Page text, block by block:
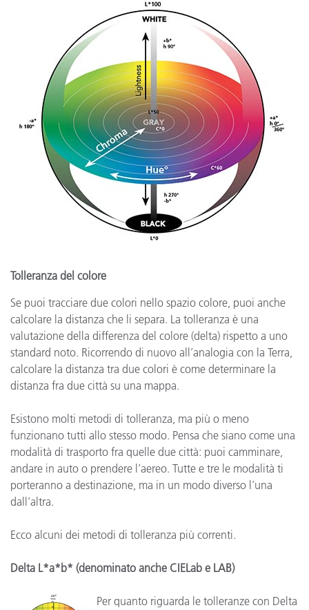
Tolleranza del colore
Se puoi tracciare due colori nello spazio colore, puoi anche
calcolare la distanza che li separa. La tolleranza è una
valutazione della differenza del colore (delta) rispetto a uno
standard noto. Ricorrendo di nuovo all’analogia con la Terra,
calcolare la distanza tra due colori è come determinare la
distanza fra due città su una mappa.
Esistono molti metodi di tolleranza, ma più o meno
funzionano tutti allo stesso modo. Pensa che siano come una
modalità di trasporto fra quelle due città: puoi camminare,
andare in auto o prendere l’aereo. Tutte e tre le modalità ti
porteranno a destinazione, ma in un modo diverso l’una
dall’altra.
Ecco alcuni dei metodi di tolleranza più correnti.
Delta L*a*b* (denominato anche CIELab e LAB)
Per quanto riguarda le tolleranze con Delta